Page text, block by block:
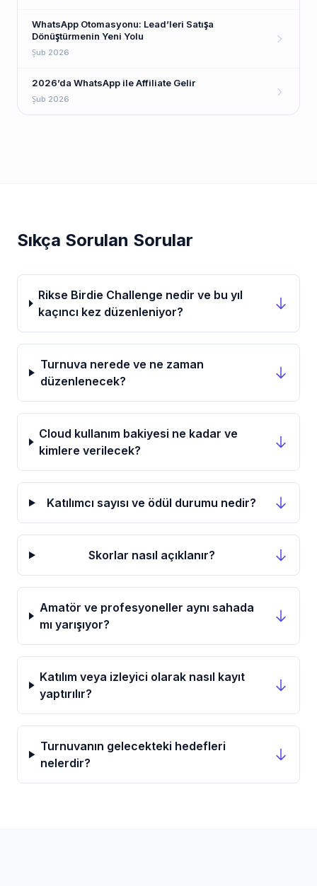
WhatsApp Otomasyonu: Lead’leri Satışa
Dönüştürmenin Yeni Yolu
Şub 2026
2026’da WhatsApp ile Affiliate Gelir
Şub 2026
Sıkça Sorulan Sorular
Rikse Birdie Challenge nedir ve bu yıl
kaçıncı kez düzenleniyor?
Turnuva nerede ve ne zaman
düzenlenecek?
Cloud kullanım bakiyesi ne kadar ve
kimlere verilecek?
Katılımcı sayısı ve ödül durumu nedir?
Skorlar nasıl açıklanır?
Amatör ve profesyoneller aynı sahada
mı yarışıyor?
Katılım veya izleyici olarak nasıl kayıt
yaptırılır?
Turnuvanın gelecekteki hedefleri
nelerdir?